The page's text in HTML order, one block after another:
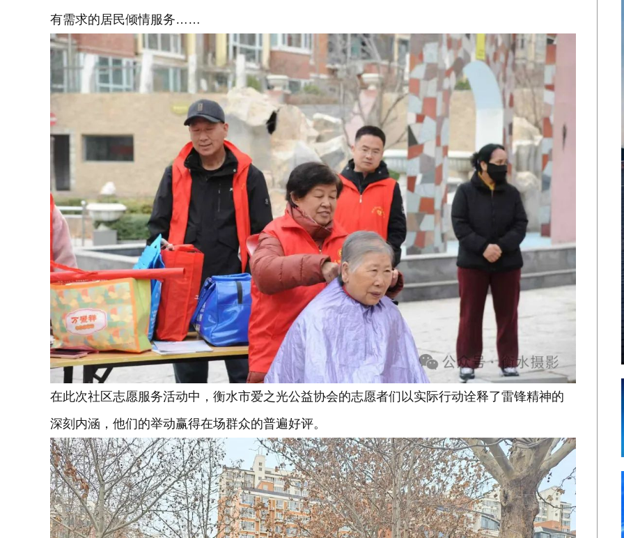
有需求的居民倾情服务……
在此次社区志愿服务活动中，衡水市爱之光公益协会的志愿者们以实际行动诠释了雷锋精神的
深刻内涵，他们的举动赢得在场群众的普遍好评。